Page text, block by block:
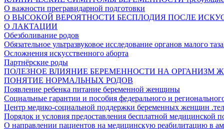
О важности прегравидарной подготовки
О ВЫСОКОЙ ВЕРОЯТНОСТИ БЕСПЛОДИЯ ПОСЛЕ
О ЛАКТАЦИИ
Обезболивание родов
Обязательное ультразвуковое исследование органов малого
Осложнения искусственного аборта
Партнёрские роды
ПОЛЕЗНОЕ ВЛИЯНИЕ БЕРЕМЕННОСТИ НА ОРГАНИЗМ
ПОНЯТИЕ НОРМАЛЬНЫХ РОДОВ
Появление ребенка питание беременной женщины
Социальные гарантии и пособия федерального и
Центр медико-социальной поддержки беременных женщин
Порядок и условия предоставления бесплатной медицинской
О направлении пациентов на медицинскую реабилитацию в